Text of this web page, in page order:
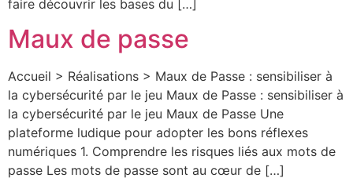
faire découvrir les bases du […]
Maux de passe
Accueil > Réalisations > Maux de Passe : sensibiliser à
la cybersécurité par le jeu Maux de Passe : sensibiliser à
la cybersécurité par le jeu Maux de Passe Une
plateforme ludique pour adopter les bons réflexes
numériques 1. Comprendre les risques liés aux mots de
passe Les mots de passe sont au cœur de […]